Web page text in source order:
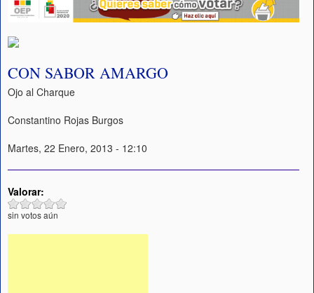
CON SABOR AMARGO
Ojo al Charque
Constantino Rojas Burgos
Martes, 22 Enero, 2013 - 12:10
Valorar:
sin votos aún